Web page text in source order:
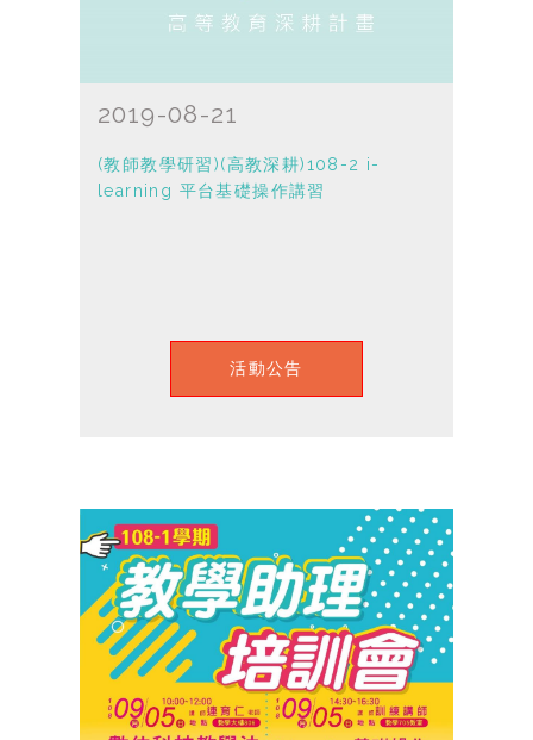
2019-08-21
(教師教學研習)(高教深耕)108-2 i-
learning 平台基礎操作講習
活動公告